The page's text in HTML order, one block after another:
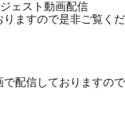
ェスト動画配信
ますので是非ご覧くだ
配信しておりますので